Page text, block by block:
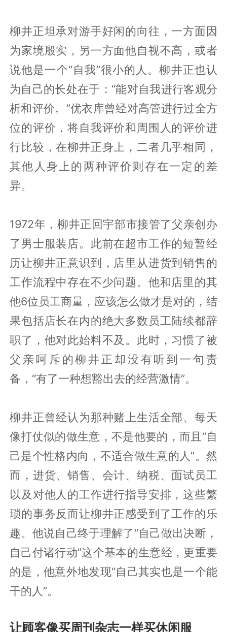
柳井正坦承对游手好闲的向往，一方面因
为家境殷实，另一方面他自视不高，或者
说他是一个“自我”很小的人。柳井正也认
为自己的长处在于：“能对自我进行客观分
析和评价。”优衣库曾经对高管进行过全方
位的评价，将自我评价和周围人的评价进
行比较，在柳井正身上，二者几乎相同，
其他人身上的两种评价则存在一定的差
异。
1972年，柳井正回宇部市接管了父亲创办
了男士服装店。此前在超市工作的短暂经
历让柳井正意识到，店里从进货到销售的
工作流程中存在不少问题。他和店里的其
他6位员工商量，应该怎么做才是对的，结
果包括店长在内的绝大多数员工陆续都辞
职了，他对此始料不及。此时，习惯了被
父亲呵斥的柳井正却没有听到一句责
备，“有了一种想豁出去的经营激情”。
柳井正曾经认为那种赌上生活全部、每天
像打仗似的做生意，不是他要的，而且“自
己是个性格内向，不适合做生意的人”。然
而，进货、销售、会计、纳税、面试员工
以及对他人的工作进行指导安排，这些繁
琐的事务反而让柳井正感受到了工作的乐
趣。他说自己终于理解了“自己做出决断，
自己付诸行动”这个基本的生意经，更重要
的是，他意外地发现“自己其实也是一个能
干的人”。
让顾客像买周刊杂志一样买休闲服